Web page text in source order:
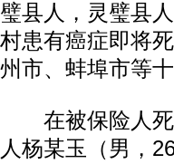
璧县人，灵璧县
村患有癌症即将
州市、蚌埠市等
在被保险人死
人杨某玉（男，